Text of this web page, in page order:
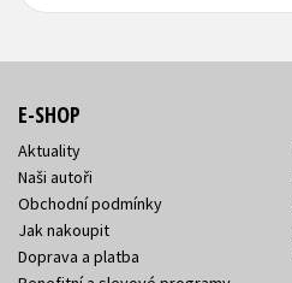
E-SHOP
Aktuality
Naši autoři
Obchodní podmínky
Jak nakoupit
Doprava a platba